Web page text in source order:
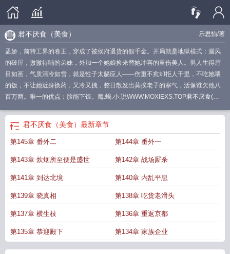
乐思怡/著
君不厌食（美食）
孟娇，前特工界的卷王，穿成了被侯府退货的假千金。开局就是地狱模式：漏风
的破屋，嗷嗷待哺的弟妹，外加一个她娘捡来替她冲喜的重伤美人。男人生得眉
目如画，气质清冷如雪，就是性子太膈应人——伤重不愈却拒人千里，不吃她喂
的饭，不让她近身换药，又冷又拽，整日散发出莫挨老子的寒气，活像谁欠他八
百万两。唯一的优点：脸能下饭。魔.蝎.小.说WWW.MOXIEXS.TOP君不厌食(美
君不贱百度百科 君不厌背景图
厌食(美食)全文免费阅读 君不厌食(美食)晋江
美食全文免费阅读
君子不食嗟来之食是什么意思 君不厌食(美食)TXT
君不厌食（美食） 最新章节
第145章 番外二 第144章 番外一
第143章 炊烟所至便是盛世 第142章 战场厮杀
第141章 到达北境 第140章 内乱平息
第139章 晓真相 第138章 吃货老滑头
第137章 横生枝 第136章 重返京都
第135章 恭迎殿下 第134章 家族企业